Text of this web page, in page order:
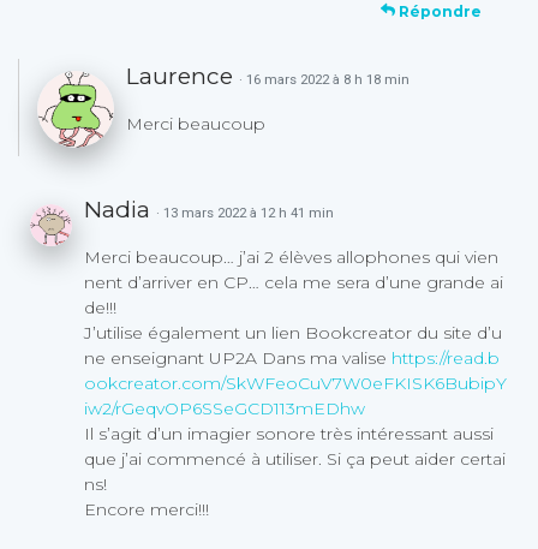
Répondre
Laurence · 16 mars 2022 à 8 h 18 min
Merci beaucoup
Nadia · 13 mars 2022 à 12 h 41 min
Merci beaucoup… j’ai 2 élèves allophones qui vien
nent d’arriver en CP… cela me sera d’une grande ai
de!!!
J’utilise également un lien Bookcreator du site d’u
ne enseignant UP2A Dans ma valise https://read.b
ookcreator.com/SkWFeoCuV7W0eFKISK6BubipY
iw2/rGeqvOP6SSeGCD113mEDhw
Il s’agit d’un imagier sonore très intéressant aussi
que j’ai commencé à utiliser. Si ça peut aider certai
ns!
Encore merci!!!